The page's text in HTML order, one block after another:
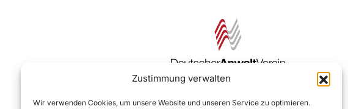
Zustimmung verwalten
Wir verwenden Cookies, um unsere Website und unseren Service zu optimieren.
Zur DAV Webseite